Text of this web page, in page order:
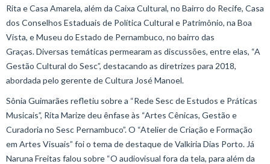
Rita e Casa Amarela, além da Caixa Cultural, no Bairro do Recife, Casa
dos Conselhos Estaduais de Política Cultural e Patrimônio, na Boa
Vista, e Museu do Estado de Pernambuco, no bairro das
Graças. Diversas temáticas permearam as discussões, entre elas, “A
Gestão Cultural do Sesc”, destacando as diretrizes para 2018,
abordada pelo gerente de Cultura José Manoel.
Sônia Guimarães refletiu sobre a “Rede Sesc de Estudos e Práticas
Musicais”, Rita Marize deu ênfase às “Artes Cênicas, Gestão e
Curadoria no Sesc Pernambuco”. O “Atelier de Criação e Formação
em Artes Visuais” foi o tema de destaque de Valkiria Dias Porto. Já
Naruna Freitas falou sobre “O audiovisual fora da tela, para além da